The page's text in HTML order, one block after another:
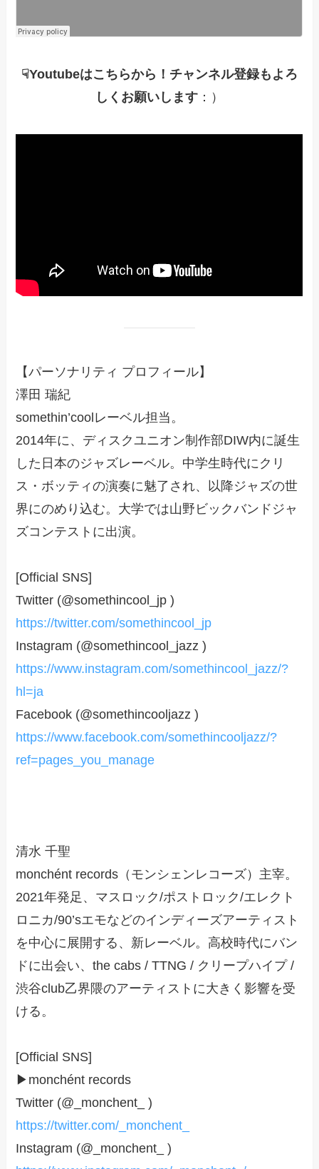
☟Youtubeはこちらから！チャンネル登録もよろ
しくお願いします ：）
【パーソナリティ プロフィール】
澤田 瑞紀
somethin’coolレーベル担当。
2014年に、ディスクユニオン制作部DIW内に誕生
した日本のジャズレーベル。中学生時代にクリ
ス・ボッティの演奏に魅了され、以降ジャズの世
界にのめり込む。大学では山野ビックバンドジャ
ズコンテストに出演。
[Official SNS]
Twitter (@somethincool_jp )
https://twitter.com/somethincool_jp
Instagram (@somethincool_jazz )
https://www.instagram.com/somethincool_jazz/?
hl=ja
Facebook (@somethincooljazz )
https://www.facebook.com/somethincooljazz/?
ref=pages_you_manage
清水 千聖
monchént records（モンシェンレコーズ）主宰。
2021年発足、マスロック/ポストロック/エレクト
ロニカ/90’sエモなどのインディーズアーティスト
を中心に展開する、新レーベル。高校時代にバン
ドに出会い、the cabs / TTNG / クリープハイプ /
渋谷club乙界隈のアーティストに大きく影響を受
ける。
[Official SNS]
▶monchént records
Twitter (@_monchent_ )
https://twitter.com/_monchent_
Instagram (@_monchent_ )